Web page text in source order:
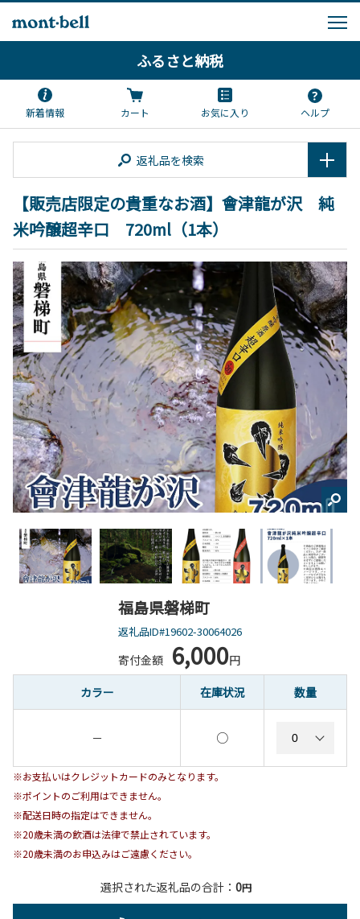
ふるさと納税
新着情報 カート お気に入り ヘルプ
返礼品を検索
【販売店限定の貴重なお酒】會津龍が沢 純
米吟醸超辛口 720ml（1本）
福島県磐梯町
返礼品ID#19602-30064026
寄付金額 6,000円
カラー
在庫状況 数量
－ ○
※お支払いはクレジットカードのみとなります。
※ポイントのご利用はできません。
※配送日時の指定はできません。
※20歳未満の飲酒は法律で禁止されています。
※20歳未満のお申込みはご遠慮ください。
選択された返礼品の合計： 0円